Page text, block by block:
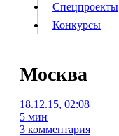
ИнформацияПодписка
Спецпроекты
Конкурсы
Москва
18.12.15, 02:08
5 мин
3 комментария